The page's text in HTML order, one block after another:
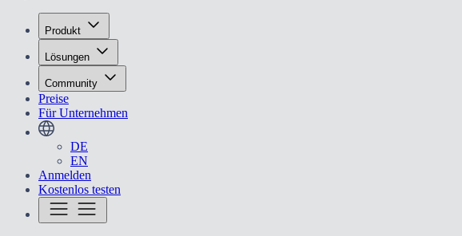
Produkt
Lösungen
Community
Preise
Für Unternehmen
DE
EN
Anmelden
Kostenlos testen